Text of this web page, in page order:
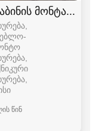
მონტაჟი
წინ